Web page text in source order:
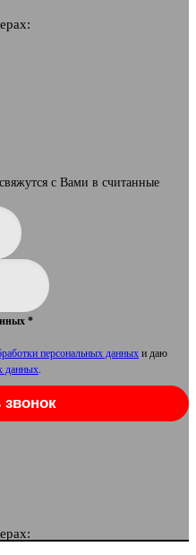
с Вами в считанные
*
персональных данных и даю
данных.
звонок